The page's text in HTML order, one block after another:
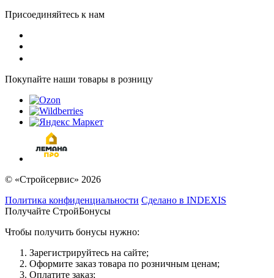
Присоединяйтесь к нам
Покупайте наши товары в розницу
© «Стройсервис» 2026
Политика конфиденциальности Сделано в INDEXIS
Получайте СтройБонусы
Чтобы получить бонусы нужно:
Зарегистрируйтесь на сайте;
Оформите заказ товара по розничным ценам;
Оплатите заказ;